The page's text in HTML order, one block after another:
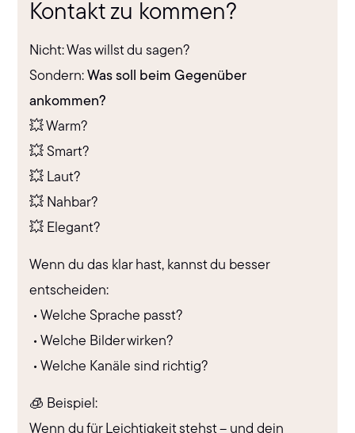
Kontakt zu kommen?
Nicht: Was willst du sagen?
Sondern:Was soll beim Gegenüber
ankommen?
💥 Warm?
💥 Smart?
💥 Laut?
💥 Nahbar?
💥 Elegant?
Wenn du das klar hast, kannst du besser
entscheiden:
• Welche Sprache passt?
• Welche Bilder wirken?
• Welche Kanäle sind richtig?
🧊 Beispiel:
Wenn du für Leichtigkeit stehst – und dein